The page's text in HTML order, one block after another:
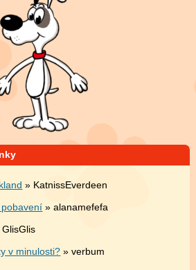
» KatnissEverdeen
» alanamefefa
GlisGlis
v minulosti? » verbum